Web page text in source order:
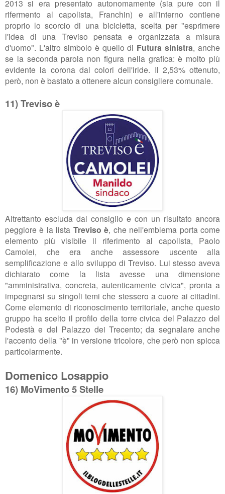
2013 si era presentato autonomamente (sia pure con il
rifermento al capolista, Franchin) e all'interno contiene
proprio lo scorcio di una bicicletta, scelta per "esprimere
l'idea di una Treviso pensata e organizzata a misura
d'uomo". L'altro simbolo è quello di Futura sinistra, anche
se la seconda parola non figura nella grafica: è molto più
evidente la corona dai colori dell'iride. Il 2,53% ottenuto,
però, non è bastato a ottenere alcun consigliere comunale.
11) Treviso è
Altrettanto escluda dal consiglio e con un risultato ancora
peggiore è la lista Treviso è, che nell'emblema porta come
elemento più visibile il riferimento al capolista, Paolo
Camolei, che era anche assessore uscente alla
semplificazione e allo sviluppo di Treviso. Lui stesso aveva
dichiarato come la lista avesse una dimensione
"amministrativa, concreta, autenticamente civica", pronta a
impegnarsi su singoli temi che stessero a cuore ai cittadini.
Come elemento di riconoscimento territoriale, anche questo
gruppo ha scelto il profilo della torre civica del Palazzo del
Podestà e del Palazzo dei Trecento; da segnalare anche
l'accento della "è" in versione tricolore, che però non spicca
particolarmente.
Domenico Losappio
16) MoVimento 5 Stelle